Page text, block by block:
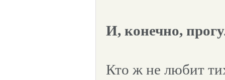
И, конечно,
Кто ж не любит